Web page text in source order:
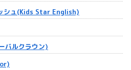
シュ(Kids Star English)
バルクラウン)